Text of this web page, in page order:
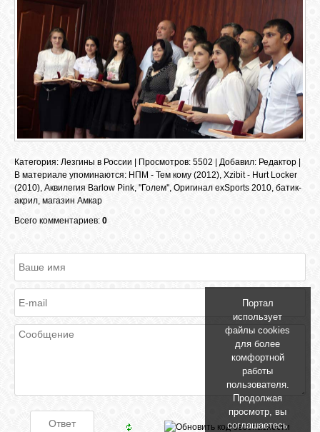
RSS
GOOGLE+
TWITTER
FACEBOOK
Категория: Лезгины в России Просмотров: 5502 | Добавил: Редактор
В материале упоминаются: НПМ - Тем кому (2012), Хzibit - Нurt Lосkеr
(2010), Аквилегия Barlow Pink, ''Голем'', Оригинал exSports 2010, батик-
акрил, магазин Амкар
Всего комментариев: 0
Портал
использует
файлы cookies
для более
комфортной
работы
пользователя.
Продолжая
просмотр, вы
соглашаетесь